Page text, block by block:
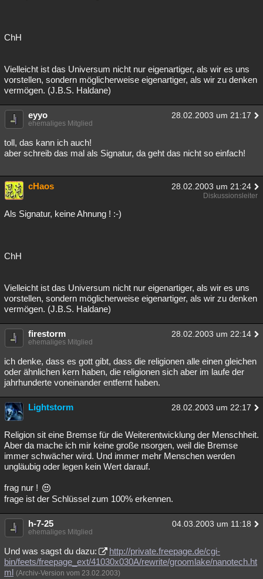
ChH
Vielleicht ist das Universum nicht nur eigenartiger, als wir es uns
vorstellen, sondern möglicherweise eigenartiger, als wir zu denken
vermögen. (J.B.S. Haldane)
eyyo 28.02.2003 um 21:17
ehemaliges Mitglied
toll, das kann ich auch!
aber schreib das mal als Signatur, da geht das nicht so einfach!
cHaos 28.02.2003 um 21:24
Diskussionsleiter
Als Signatur, keine Ahnung ! :-)
ChH
Vielleicht ist das Universum nicht nur eigenartiger, als wir es uns
vorstellen, sondern möglicherweise eigenartiger, als wir zu denken
vermögen. (J.B.S. Haldane)
firestorm 28.02.2003 um 22:14
ehemaliges Mitglied
ich denke, dass es gott gibt, dass die religionen alle einen gleichen
oder ähnlichen kern haben, die religionen sich aber im laufe der
jahrhunderte voneinander entfernt haben.
Lightstorm 28.02.2003 um 22:17
Religion sit eine Bremse für die Weiterentwicklung der Menschheit.
Aber da mache ich mir keine große nsorgen, weil die Bremse
immer schwächer wird. Und immer mehr Menschen werden
ungläubig oder legen kein Wert darauf.
frag nur !
frage ist der Schlüssel zum 100% erkennen.
h-7-25 04.03.2003 um 11:18
ehemaliges Mitglied
Und was sagst du dazu:
http://private.freepage.de/cgi-
bin/feets/freepage_ext/41030x030A/rewrite/groomlake/nanotech.ht
ml (Archiv-Version vom 23.02.2003)